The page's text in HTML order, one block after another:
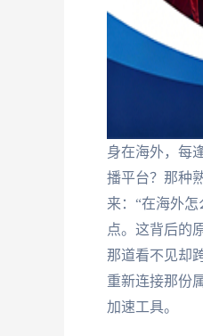
身在海外，每
播平台？那种
来：“在海外
点。这背后的
那道看不见却
重新连接那份
加速工具。